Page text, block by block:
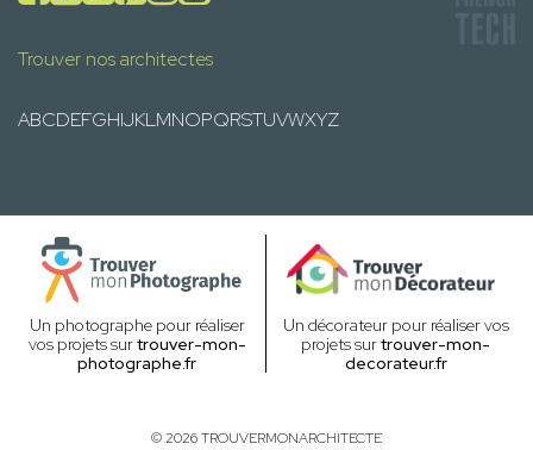
Trouver nos architectes
ABCDEFGHIJKLMNOPQRSTUVWXYZ
Un photographe pour réaliser
vos projets surtrouver-mon-
photographe.fr
Un décorateur pour réaliser vos
projets surtrouver-mon-
decorateur.fr
© 2026 TROUVERMONARCHITECTE